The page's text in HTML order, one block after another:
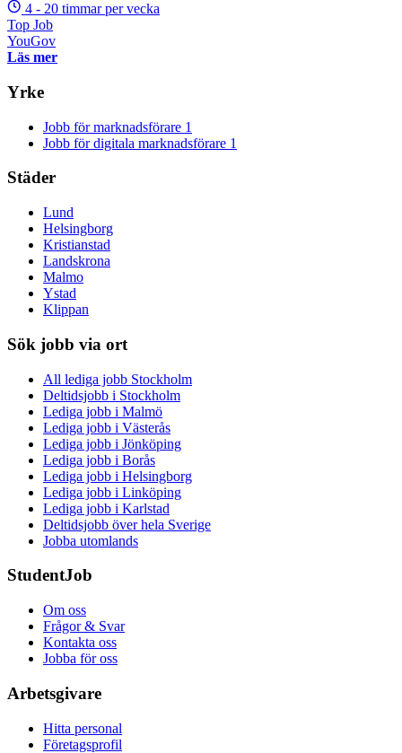
4 - 20 timmar per vecka
Top Job
YouGov
Läs mer
Yrke
Jobb för marknadsförare 1
Jobb för digitala marknadsförare 1
Städer
Lund
Helsingborg
Kristianstad
Landskrona
Malmo
Ystad
Klippan
Sök jobb via ort
All lediga jobb Stockholm
Deltidsjobb i Stockholm
Lediga jobb i Malmö
Lediga jobb i Västerås
Lediga jobb i Jönköping
Lediga jobb i Borås
Lediga jobb i Helsingborg
Lediga jobb i Linköping
Lediga jobb i Karlstad
Deltidsjobb över hela Sverige
Jobba utomlands
StudentJob
Om oss
Frågor & Svar
Kontakta oss
Jobba för oss
Arbetsgivare
Hitta personal
Företagsprofil